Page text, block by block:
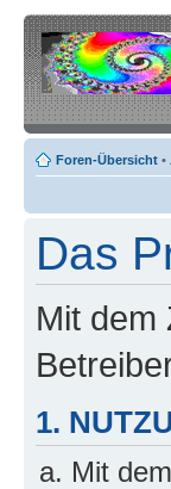
Foren-Übersicht •
Das
Mit dem
1.
Mit